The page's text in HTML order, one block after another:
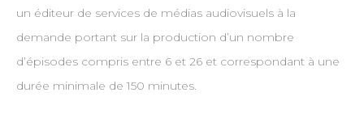
un éditeur de services de médias audiovisuels à la
demande portant sur la production d’un nombre
d’épisodes compris entre 6 et 26 et correspondant à une
durée minimale de 150 minutes.